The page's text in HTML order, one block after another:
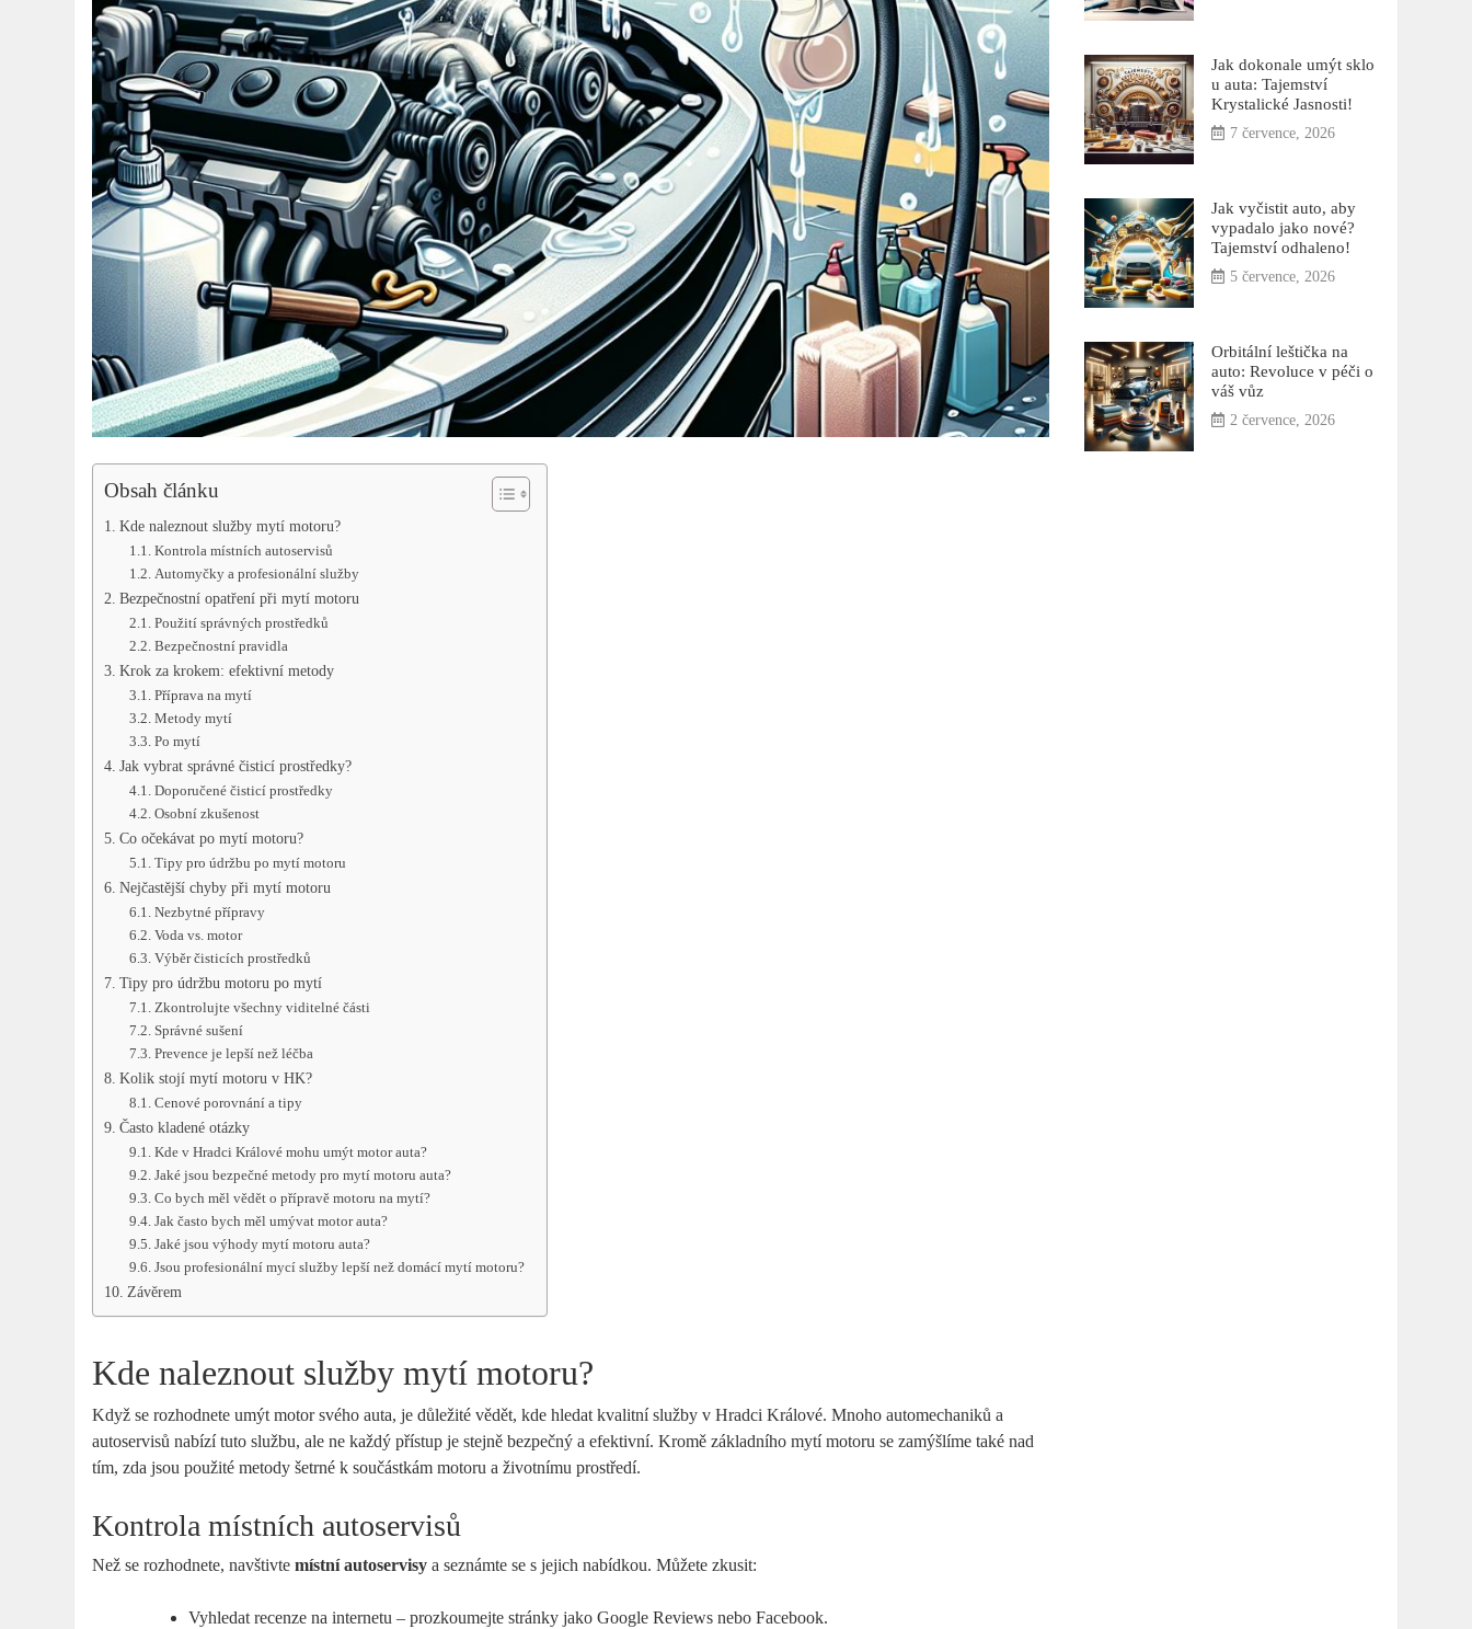
Obsah článku
Kde naleznout služby mytí motoru?
Kontrola místních autoservisů
Automyčky a profesionální služby
Bezpečnostní opatření při mytí motoru
Použití správných prostředků
Bezpečnostní pravidla
Krok za krokem: efektivní metody
Příprava na mytí
Metody mytí
Po mytí
Jak vybrat správné čisticí prostředky?
Doporučené čisticí prostředky
Osobní zkušenost
Co očekávat po mytí motoru?
Tipy pro údržbu po mytí motoru
Nejčastější chyby při mytí motoru
Nezbytné přípravy
Voda vs. motor
Výběr čisticích prostředků
Tipy pro údržbu motoru po mytí
Zkontrolujte všechny viditelné části
Správné sušení
Prevence je lepší než léčba
Kolik stojí mytí motoru v HK?
Cenové porovnání a tipy
Často kladené otázky
Kde v Hradci Králové mohu umýt motor auta?
Jaké jsou bezpečné metody pro mytí motoru auta?
Co bych měl vědět o přípravě motoru na mytí?
Jak často bych měl umývat motor auta?
Jaké jsou výhody mytí motoru auta?
Jsou profesionální mycí služby lepší než domácí mytí motoru?
Závěrem
Kde naleznout služby mytí motoru?
Když se rozhodnete umýt motor svého auta, je důležité vědět, kde hledat kvalitní služby v Hradci Králové. Mnoho automechaniků a
autoservisů nabízí tuto službu, ale ne každý přístup je stejně bezpečný a efektivní. Kromě základního mytí motoru se zamýšlíme také nad
tím, zda jsou použité metody šetrné k součástkám motoru a životnímu prostředí.
Kontrola místních autoservisů
Než se rozhodnete, navštivtemístní autoservisy a seznámte se s jejich nabídkou. Můžete zkusit:
Vyhledat recenze na internetu – prozkoumejte stránky jako Google Reviews nebo Facebook.
Jak dokonale umýt sklo
u auta: Tajemství
Krystalické Jasnosti!
7 července, 2026
Jak vyčistit auto, aby
vypadalo jako nové?
Tajemství odhaleno!
5 července, 2026
Orbitální leštička na
auto: Revoluce v péči o
váš vůz
2 července, 2026